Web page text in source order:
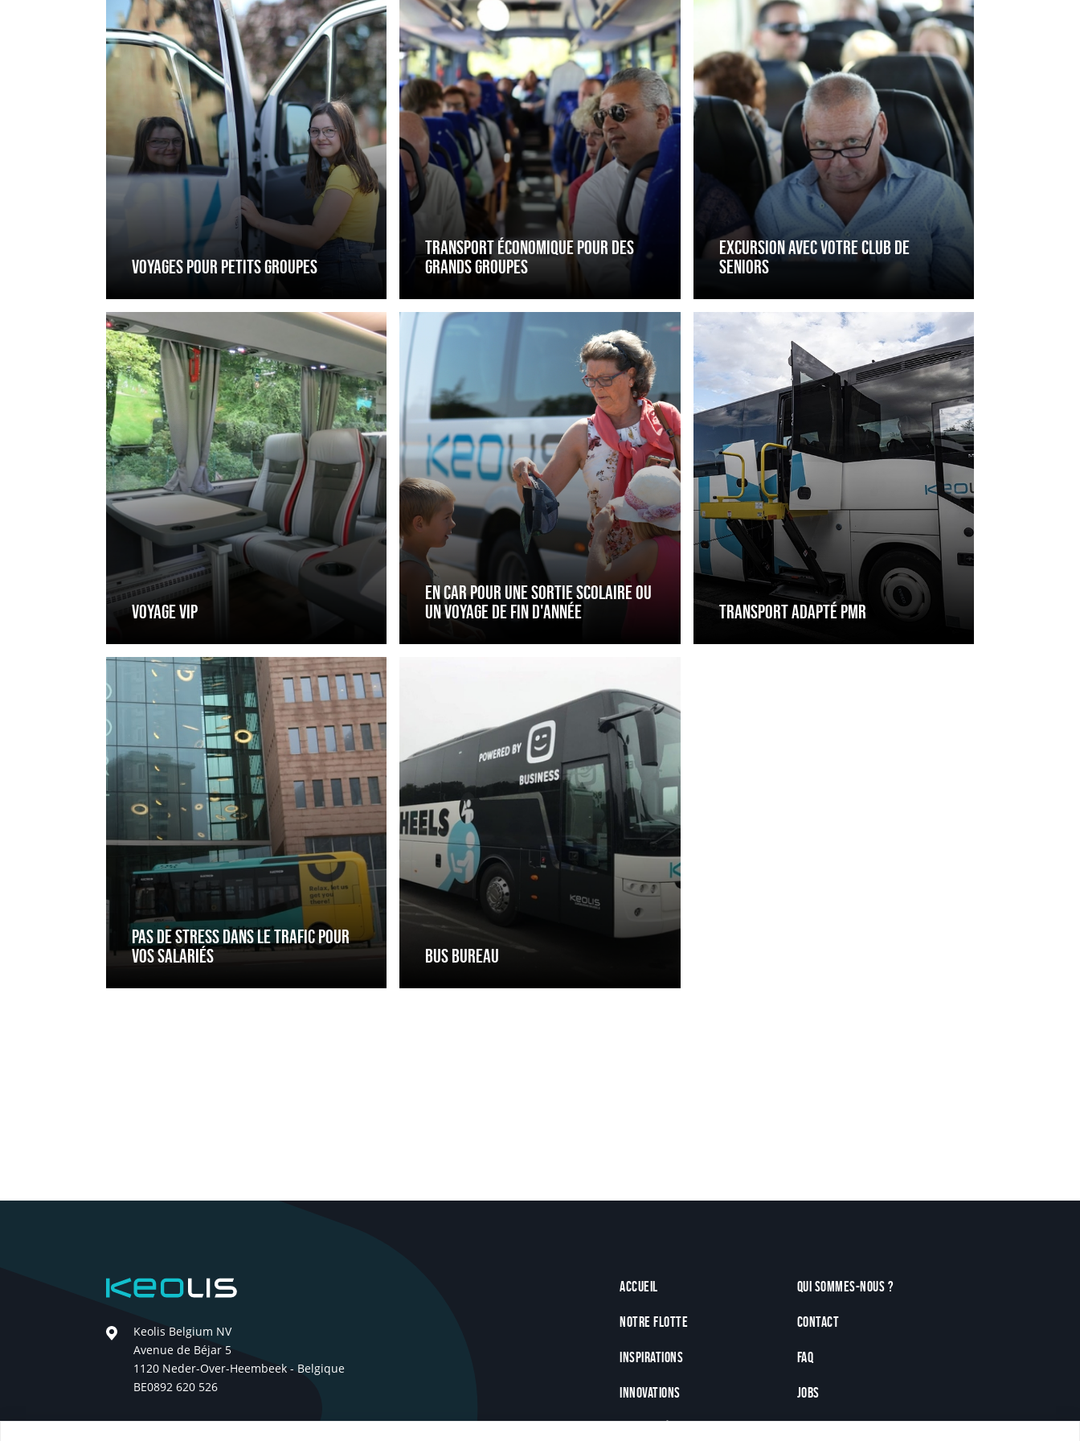
VOYAGES POUR PETITS GROUPES
petits
groupes
TRANSPORT ÉCONOMIQUE POUR DES
GRANDS GROUPES
pour
des
grands
groupes
EXCURSION AVEC VOTRE CLUB DE
SENIORS
de
seniors
VOYAGE VIP
Voyage
VIP
EN CAR POUR UNE SORTIE SCOLAIRE OU
UN VOYAGE DE FIN D'ANNÉE
En
car
pour
une
sortie
scolaire
ou
un
voyage
de
fin
d'année
TRANSPORT ADAPTÉ PMR
Transport
PMR
PAS DE STRESS DANS LE TRAFIC POUR
VOS SALARIÉS
Pas
de
stress
dans
le
trafic
pour
vos
salariés
BUS BUREAU
Keolis
Keolis Belgium NV
Avenue de Béjar 5
1120 Neder-Over-Heembeek - Belgique
BE0892 620 526
Footer
Accueil
Notre flotte
Inspirations
Innovations
Qui sommes-nous ?
Contact
FAQ
Jobs